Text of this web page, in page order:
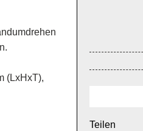
(LxHxT),
Teilen